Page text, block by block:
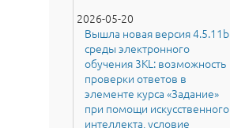
2026-05-20
Вышла новая версия 4.5.11b
среды электронного
обучения 3KL: возможность
проверки ответов в
элементе курса «Задание»
при помощи искусственного
интеллекта, условие